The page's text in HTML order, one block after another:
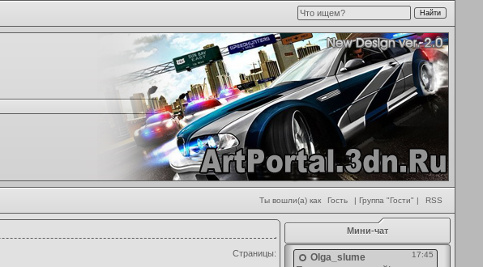
Ты вошли(а) как Гость | Группа "Гости" | RSS
Страницы:
Мини-чат